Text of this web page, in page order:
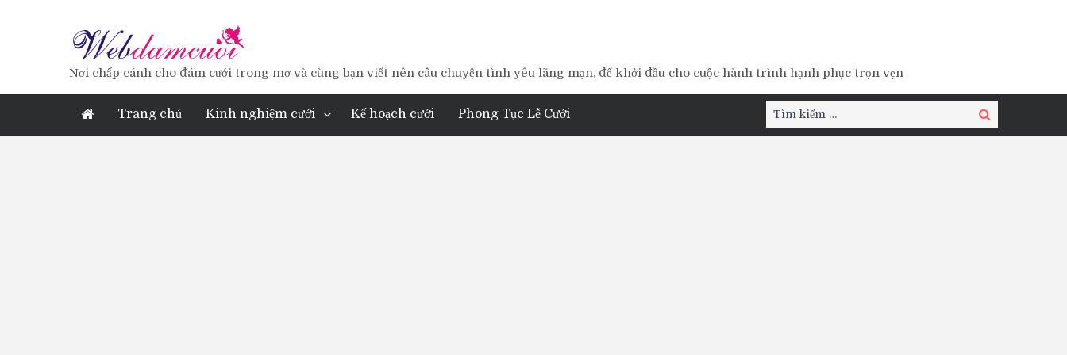
Nơi chấp cánh cho đám cưới trong mơ và cùng bạn viết nên câu chuyện tình yêu lãng mạn, để khởi đầu cho cuộc hành trình hạnh phục trọn vẹn
Trang chủ Kinh nghiệm cưới Kế hoạch cưới Phong Tục Lễ Cưới
Tìm
kiếm:
Tìm
kiếm